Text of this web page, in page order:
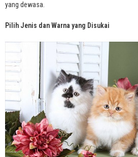
yang dewasa.
Pilih Jenis dan Warna yang Disukai